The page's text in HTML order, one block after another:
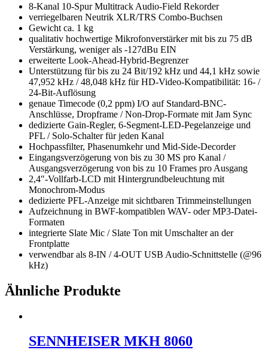
8-Kanal 10-Spur Multitrack Audio-Field Rekorder
verriegelbaren Neutrik XLR/TRS Combo-Buchsen
Gewicht ca. 1 kg
qualitativ hochwertige Mikrofonverstärker mit bis zu 75 dB
Verstärkung, weniger als -127dBu EIN
erweiterte Look-Ahead-Hybrid-Begrenzer
Unterstützung für bis zu 24 Bit/192 kHz und 44,1 kHz sowie
47,952 kHz / 48,048 kHz für HD-Video-Kompatibilität: 16- /
24-Bit-Auflösung
genaue Timecode (0,2 ppm) I/O auf Standard-BNC-
Anschlüsse, Dropframe / Non-Drop-Formate mit Jam Sync
dedizierte Gain-Regler, 6-Segment-LED-Pegelanzeige und
PFL / Solo-Schalter für jeden Kanal
Hochpassfilter, Phasenumkehr und Mid-Side-Decorder
Eingangsverzögerung von bis zu 30 MS pro Kanal /
Ausgangsverzögerung von bis zu 10 Frames pro Ausgang
2,4″-Vollfarb-LCD mit Hintergrundbeleuchtung mit
Monochrom-Modus
dedizierte PFL-Anzeige mit sichtbaren Trimmeinstellungen
Aufzeichnung in BWF-kompatiblen WAV- oder MP3-Datei-
Formaten
integrierte Slate Mic / Slate Ton mit Umschalter an der
Frontplatte
verwendbar als 8-IN / 4-OUT USB Audio-Schnittstelle (@96
kHz)
Ähnliche Produkte
SENNHEISER MKH 8060